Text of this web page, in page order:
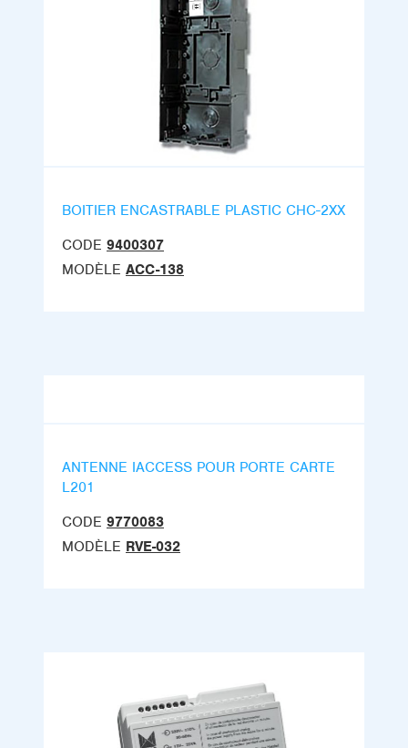
BOITIER ENCASTRABLE PLASTIC CHC-2XX
CODE 9400307
MODÈLE ACC-138
ANTENNE IACCESS POUR PORTE CARTE
L201
CODE 9770083
MODÈLE RVE-032